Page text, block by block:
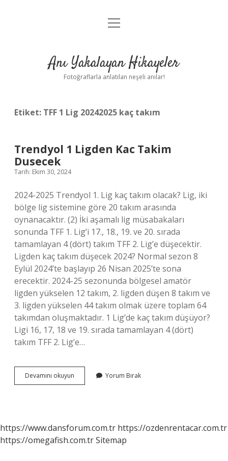
Anasayfa
Yasal Uyarı
menüyü
Anı Yakalayan Hikayeler
Fotoğraflarla anlatılan neşeli anılar!
Etiket: TFF 1 Lig 20242025 kaç takım
Trendyol 1 Ligden Kac Takim
Dusecek
Tarih: Ekim 30, 2024
2024-2025 Trendyol 1. Lig kaç takım olacak? Lig, iki
bölge lig sistemine göre 20 takım arasında
oynanacaktır. (2) İki aşamalı lig müsabakaları
sonunda TFF 1. Lig’i 17., 18., 19. ve 20. sırada
tamamlayan 4 (dört) takım TFF 2. Lig’e düşecektir.
Ligden kaç takım düşecek 2024? Normal sezon 8
Eylül 2024’te başlayıp 26 Nisan 2025’te sona
erecektir. 2024-25 sezonunda bölgesel amatör
ligden yükselen 12 takım, 2. ligden düşen 8 takım ve
3. ligden yükselen 44 takım olmak üzere toplam 64
takımdan oluşmaktadır. 1 Lig’de kaç takım düşüyor?
Ligi 16, 17, 18 ve 19. sırada tamamlayan 4 (dört)
takım TFF 2. Lig’e…
Devamını okuyun Trendyol
1
Yorum Bırak
https://www.dansforum.com.tr https://ozdenrentacar.com.tr
https://omegafish.com.trSitemap